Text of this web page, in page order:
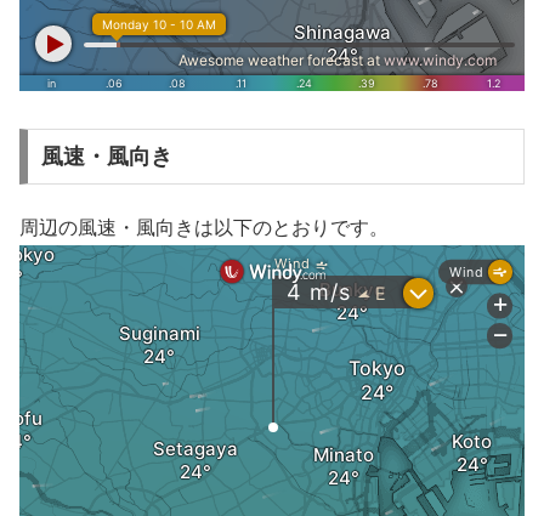
風速・風向き
周辺の風速・風向きは以下のとおりです。